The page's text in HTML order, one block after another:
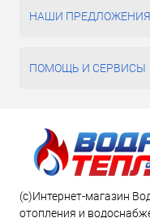
НАШИ ПРЕДЛОЖЕНИЯ
ПОМОЩЬ И СЕРВИСЫ
(c)Интернет-магазин
отопления и